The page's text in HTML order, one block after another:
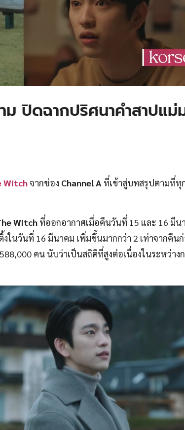
ปิดฉากปริศนาคำสาปแ
Witchจากช่อง Channel A ที่เข้าสู่บทสรุปตามที่ทุ
Witch ที่ออกอากาศเมื่อคืนวันที่ 15 และ 16 มีน
งในวันที่ 16 มีนาคม เพิ่มขึ้นมากกว่า 2 เท่าจากคืน
คน นับว่าเป็นสถิติที่สูงต่อเนื่องในระหว่าง